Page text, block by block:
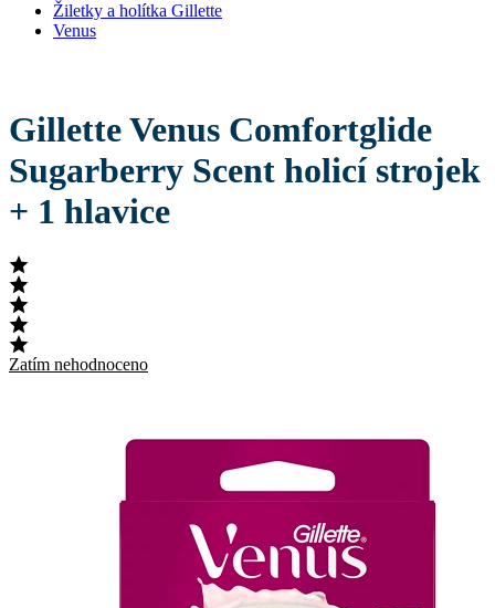
Žiletky a holítka Gillette
Venus
Gillette Venus Comfortglide
Sugarberry Scent holicí strojek
+ 1 hlavice
Zatím nehodnoceno